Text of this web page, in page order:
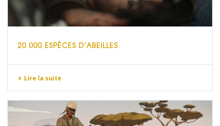
20 000 ESPÈCES D’ABEILLES
Lire la suite